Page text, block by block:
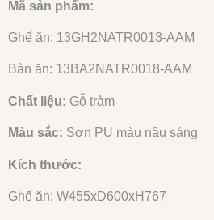
Mã sản phẩm:
Ghế ăn: 13GH2NATR0013-AAM
Bàn ăn: 13BA2NATR0018-AAM
Chất liệu: Gỗ tràm
Màu sắc: Sơn PU màu nâu sáng
Kích thước:
Ghế ăn: W455xD600xH767